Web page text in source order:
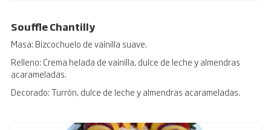
Souffle Chantilly
Masa: Bizcochuelo de vainilla suave.
Relleno: Crema helada de vainilla, dulce de leche y almendras
acarameladas.
Decorado: Turrón, dulce de leche y almendras acarameladas.